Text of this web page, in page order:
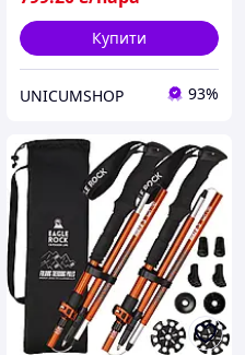
Купити
UNICUMSHOP 93%